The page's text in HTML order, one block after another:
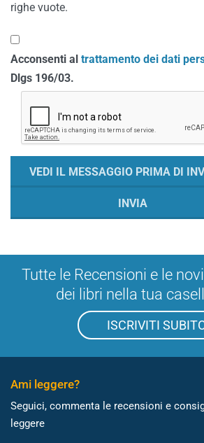
righe vuote.
Acconsenti al trattamento dei dati
Dlgs 196/03.
Tutte le Recensioni e le
dei libri nella tua
ISCRIVITI
Ami leggere?
Seguici, commenta le recensioni e
leggere